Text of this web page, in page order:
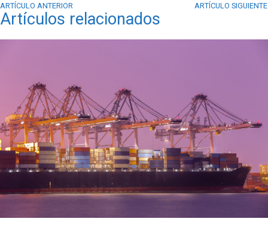
ARTÍCULO ANTERIOR ARTÍCULO SIGUIENTE
Artículos relacionados